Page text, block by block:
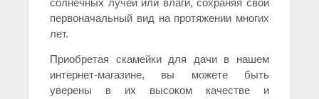
солнечных лучей или влаги, сохраняя свой
первоначальный вид на протяжении многих
лет.
Приобретая скамейки для дачи в нашем
интернет-магазине, вы можете быть
уверены в их высоком качестве и